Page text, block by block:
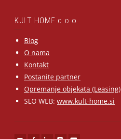
KULT HOME d.o.o.
Blog
O nama
Kontakt
Postanite partner
Opremanje objekata (Leasing)
SLO WEB: www.kult-home.si